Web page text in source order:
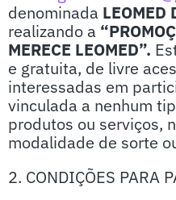
denominada LEOMED
realizando a
MERECE LEOMED”.
e gratuita, de livre
interessadas em
vinculada a nenhum
produtos ou serviços,
modalidade de sorte
2. CONDIÇÕES PARA